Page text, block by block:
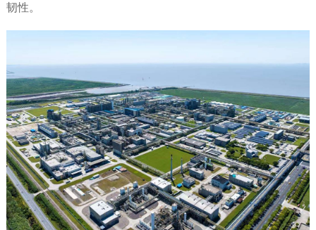
韧性。